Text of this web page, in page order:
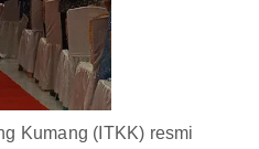
Kumang (ITKK) resmi